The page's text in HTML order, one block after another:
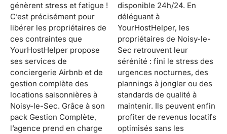
génèrent stress et fatigue !
C’est précisément pour
libérer les propriétaires de
ces contraintes que
YourHostHelper propose
ses services de
conciergerie Airbnb et de
gestion complète des
locations saisonnières à
Noisy-le-Sec. Grâce à son
pack Gestion Complète,
l’agence prend en charge
disponible 24h/24. En
déléguant à
YourHostHelper, les
propriétaires de Noisy-le-
Sec retrouvent leur
sérénité : fini le stress des
urgences nocturnes, des
plannings à jongler ou des
standards de qualité à
maintenir. Ils peuvent enfin
profiter de revenus locatifs
optimisés sans les